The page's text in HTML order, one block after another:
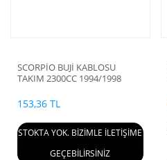
SCORPİO BUJİ KABLOSU
TAKIM 2300CC 1994/1998
153,36 TL
STOKTA YOK. BİZİMLE İLETİŞİME
GEÇEBİLİRSİNİZ